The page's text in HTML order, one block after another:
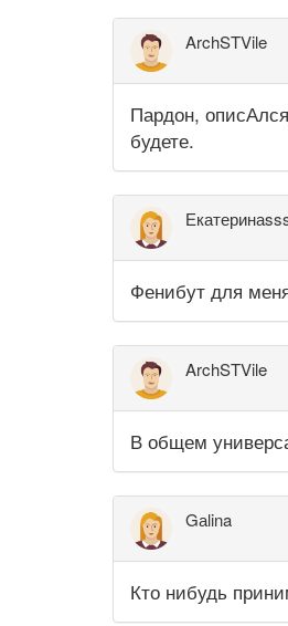
ArchSTVile
Пардон,
будете.
Фенибут для
ArchSTVile
В общем
Gаlina
Кто нибудь